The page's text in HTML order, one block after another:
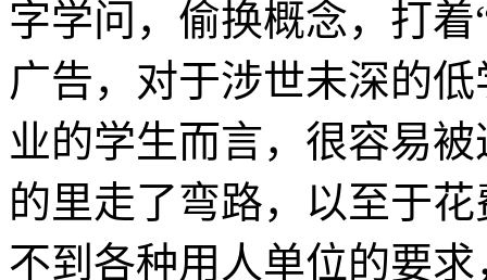
字学问，偷换概念，打着
广告，对于涉世未深的
业的学生而言，很容易
的里走了弯路，以至于
不到各种用人单位的要